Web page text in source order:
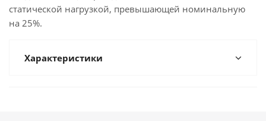
статической нагрузкой, превышающей номинальную
на 25%.
Характеристики